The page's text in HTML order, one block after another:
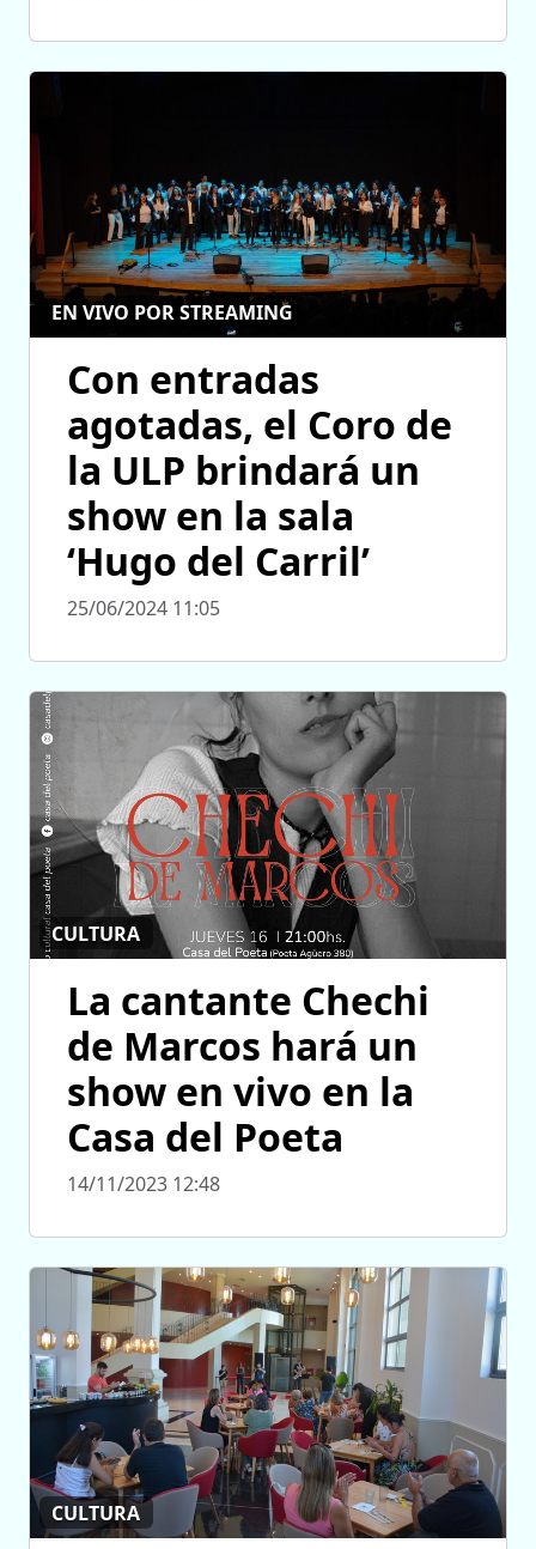
EN VIVO POR STREAMING
Con entradas
agotadas, el Coro de
la ULP brindará un
show en la sala
‘Hugo del Carril’
25/06/2024 11:05
CULTURA
La cantante Chechi
de Marcos hará un
show en vivo en la
Casa del Poeta
14/11/2023 12:48
CULTURA